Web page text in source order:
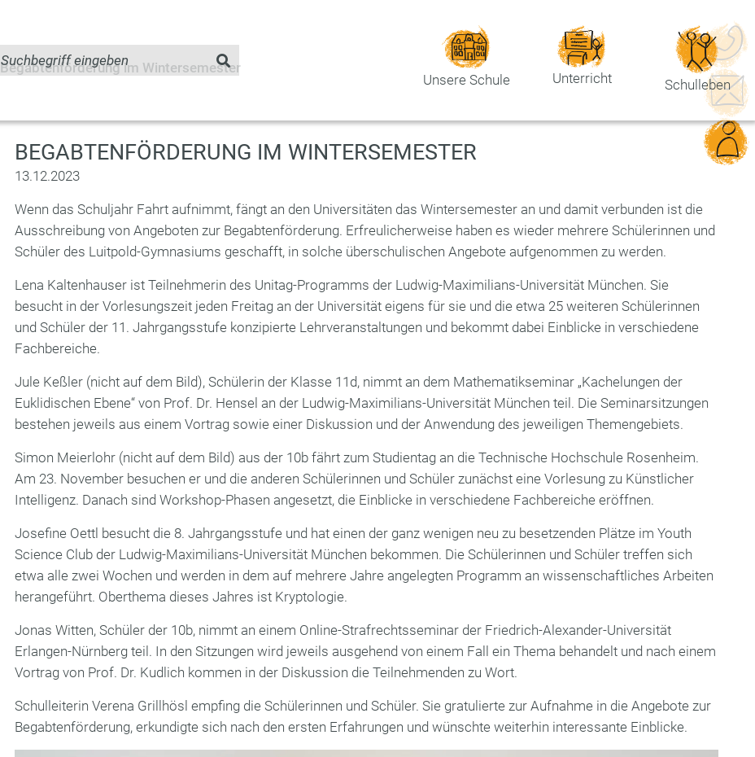
Unsere Schule Unterricht Schulleben
Begabtenförderung im Wintersemester
BEGABTENFÖRDERUNG IM WINTERSEMESTER
13.12.2023
Wenn das Schuljahr Fahrt aufnimmt, fängt an den Universitäten das Wintersemester an und damit verbunden ist die
Ausschreibung von Angeboten zur Begabtenförderung. Erfreulicherweise haben es wieder mehrere Schülerinnen und
Schüler des Luitpold-Gymnasiums geschafft, in solche überschulischen Angebote aufgenommen zu werden.
Lena Kaltenhauser ist Teilnehmerin des Unitag-Programms der Ludwig-Maximilians-Universität München. Sie
besucht in der Vorlesungszeit jeden Freitag an der Universität eigens für sie und die etwa 25 weiteren Schülerinnen
und Schüler der 11. Jahrgangsstufe konzipierte Lehrveranstaltungen und bekommt dabei Einblicke in verschiedene
Fachbereiche.
Jule Keßler (nicht auf dem Bild), Schülerin der Klasse 11d, nimmt an dem Mathematikseminar „Kachelungen der
Euklidischen Ebene“ von Prof. Dr. Hensel an der Ludwig-Maximilians-Universität München teil. Die Seminarsitzungen
bestehen jeweils aus einem Vortrag sowie einer Diskussion und der Anwendung des jeweiligen Themengebiets.
Simon Meierlohr (nicht auf dem Bild) aus der 10b fährt zum Studientag an die Technische Hochschule Rosenheim.
Am 23. November besuchen er und die anderen Schülerinnen und Schüler zunächst eine Vorlesung zu Künstlicher
Intelligenz. Danach sind Workshop-Phasen angesetzt, die Einblicke in verschiedene Fachbereiche eröffnen.
Josefine Oettl besucht die 8. Jahrgangsstufe und hat einen der ganz wenigen neu zu besetzenden Plätze im Youth
Science Club der Ludwig-Maximilians-Universität München bekommen. Die Schülerinnen und Schüler treffen sich
etwa alle zwei Wochen und werden in dem auf mehrere Jahre angelegten Programm an wissenschaftliches Arbeiten
herangeführt. Oberthema dieses Jahres ist Kryptologie.
Jonas Witten, Schüler der 10b, nimmt an einem Online-Strafrechtsseminar der Friedrich-Alexander-Universität
Erlangen-Nürnberg teil. In den Sitzungen wird jeweils ausgehend von einem Fall ein Thema behandelt und nach einem
Vortrag von Prof. Dr. Kudlich kommen in der Diskussion die Teilnehmenden zu Wort.
Schulleiterin Verena Grillhösl empfing die Schülerinnen und Schüler. Sie gratulierte zur Aufnahme in die Angebote zur
Begabtenförderung, erkundigte sich nach den ersten Erfahrungen und wünschte weiterhin interessante Einblicke.